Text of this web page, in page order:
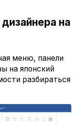
на
меню, панели
на японский
разбираться